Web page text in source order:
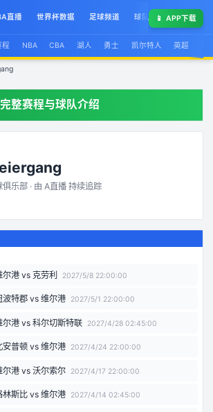
直播 世界杯数据 足球频道 球队榜 球星集锦
📱 APP下载
程 NBA CBA 湖人 勇士 凯尔特人 英超
整赛程与球队介绍
俱乐部 · 由 A直播 持续追踪
尔港vs 克劳利 2027/5/8 22:00:00
波特郡vs 维尔港 2027/5/1 22:00:00
尔港vs 科尔切斯特联 2027/4/28 02:45:00
安普顿vs 维尔港 2027/4/24 22:00:00
尔港vs 沃尔索尔 2027/4/17 22:00:00
林斯比vs 维尔港 2027/4/14 02:45:00